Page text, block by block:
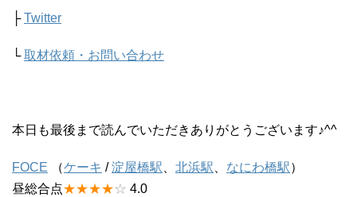
├Twitter
└取材依頼・お問い合わせ
本日も最後まで読んでいただきありがとうございます♪^^
FOCE （ケーキ /淀屋橋駅 北浜駅 なにわ橋駅）
昼総合点★★★★☆ 4.0